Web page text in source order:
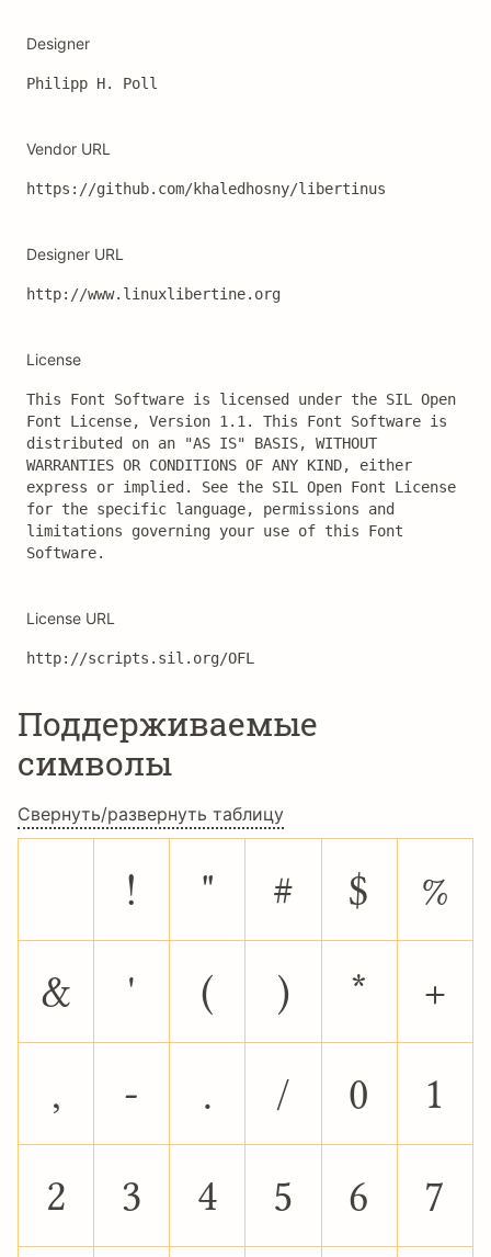
Designer
Philipp H. Poll
Vendor URL
https://github.com/khaledhosny/libertinus
Designer URL
http://www.linuxlibertine.org
License
This Font Software is licensed under the SIL Open
Font License, Version 1.1. This Font Software is
distributed on an "AS IS" BASIS, WITHOUT
WARRANTIES OR CONDITIONS OF ANY KIND, either
express or implied. See the SIL Open Font License
for the specific language, permissions and
limitations governing your use of this Font
Software.
License URL
http://scripts.sil.org/OFL
Поддерживаемые
символы
Свернуть/развернуть таблицу
! " # $ %
& ' ( ) * +
, - . / 0 1
2 3 4 5 6 7